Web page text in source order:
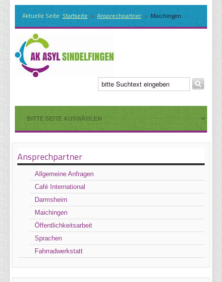
Aktuelle Seite: Startseite Ansprechpartner Maichingen
Ansprechpartner
Allgemeine Anfragen
Café International
Darmsheim
Maichingen
Öffentlichkeitsarbeit
Sprachen
Fahrradwerkstatt